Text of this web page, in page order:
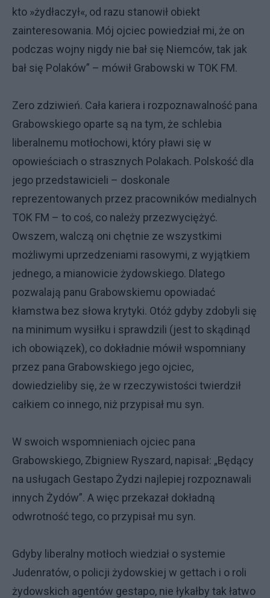
kto »żydłaczył«, od razu stanowił obiekt
zainteresowania. Mój ojciec powiedział mi, że on
podczas wojny nigdy nie bał się Niemców, tak jak
bał się Polaków” – mówił Grabowski w TOK FM.
Zero zdziwień. Cała kariera i rozpoznawalność pana
Grabowskiego oparte są na tym, że schlebia
liberalnemu motłochowi, który pławi się w
opowieściach o strasznych Polakach. Polskość dla
jego przedstawicieli – doskonale
reprezentowanych przez pracowników medialnych
TOK FM – to coś, co należy przezwyciężyć.
Owszem, walczą oni chętnie ze wszystkimi
możliwymi uprzedzeniami rasowymi, z wyjątkiem
jednego, a mianowicie żydowskiego. Dlatego
pozwalają panu Grabowskiemu opowiadać
kłamstwa bez słowa krytyki. Otóż gdyby zdobyli się
na minimum wysiłku i sprawdzili (jest to skądinąd
ich obowiązek), co dokładnie mówił wspomniany
przez pana Grabowskiego jego ojciec,
dowiedzieliby się, że w rzeczywistości twierdził
całkiem co innego, niż przypisał mu syn.
W swoich wspomnieniach ojciec pana
Grabowskiego, Zbigniew Ryszard, napisał: „Będący
na usługach Gestapo Żydzi najlepiej rozpoznawali
innych Żydów”. A więc przekazał dokładną
odwrotność tego, co przypisał mu syn.
Gdyby liberalny motłoch wiedział o systemie
Judenratów, o policji żydowskiej w gettach i o roli
żydowskich agentów gestapo, nie łykałby tak łatwo